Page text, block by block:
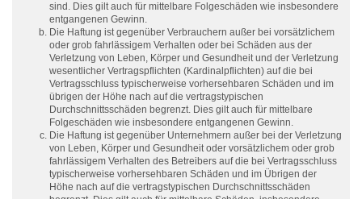
sind. Dies gilt auch für mittelbare Folgeschäden wie insbesondere
entgangenen Gewinn.
Die Haftung ist gegenüber Verbrauchern außer bei vorsätzlichem
oder grob fahrlässigem Verhalten oder bei Schäden aus der
Verletzung von Leben, Körper und Gesundheit und der Verletzung
wesentlicher Vertragspflichten (Kardinalpflichten) auf die bei
Vertragsschluss typischerweise vorhersehbaren Schäden und im
übrigen der Höhe nach auf die vertragstypischen
Durchschnittsschäden begrenzt. Dies gilt auch für mittelbare
Folgeschäden wie insbesondere entgangenen Gewinn.
Die Haftung ist gegenüber Unternehmern außer bei der Verletzung
von Leben, Körper und Gesundheit oder vorsätzlichem oder grob
fahrlässigem Verhalten des Betreibers auf die bei Vertragsschluss
typischerweise vorhersehbaren Schäden und im Übrigen der
Höhe nach auf die vertragstypischen Durchschnittsschäden